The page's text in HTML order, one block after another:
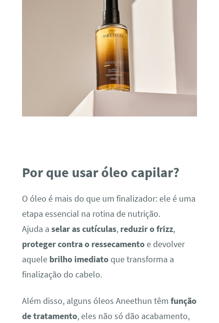
Por que usar óleo capilar?
O óleo é mais do que um finalizador: ele é uma
etapa essencial na rotina de nutrição.
Ajuda a selar as cutículas, reduzir o frizz,
proteger contra o ressecamentoe devolver
aquele brilho imediatoque transforma a
finalização do cabelo.
Além disso, alguns óleos Aneethun têm função
de tratamento, eles não só dão acabamento,